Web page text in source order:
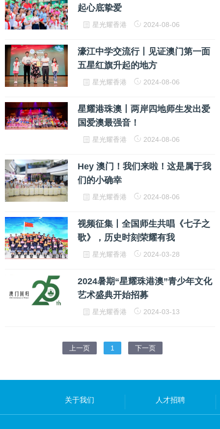
起心底挚爱
星光耀香港 2024-08-06
濠江中学交流行丨见证澳门第一面
五星红旗升起的地方
星光耀香港 2024-08-06
星耀港珠澳丨两岸四地师生发出爱
国爱澳最强音！
星光耀香港 2024-08-06
Hey 澳门！我们来啦！这是属于我
们的小确幸
星光耀香港 2024-08-06
视频征集丨全国师生共唱《七子之
歌》，历史时刻荣耀有我
星光耀香港 2024-03-28
2024暑期“星耀珠港澳”青少年文化
艺术盛典开始招募
星光耀香港 2024-03-13
上一页 1 下一页
关于我们 人才招聘